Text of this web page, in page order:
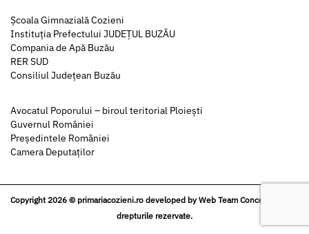
Şcoala Gimnazială Cozieni
Instituția Prefectului JUDEȚUL BUZĂU
Compania de Apă Buzău
RER SUD
Consiliul Județean Buzău
Avocatul Poporului – biroul teritorial Ploiești
Guvernul României
Președintele României
Camera Deputaților
Copyright 2026 © primariacozieni.ro developed byWeb Team Concept
drepturile rezervate.